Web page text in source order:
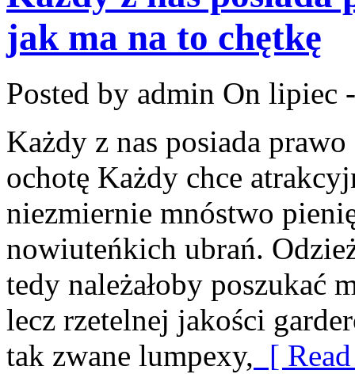
jak ma na to chętkę
Posted by admin On lipiec
Każdy z nas posiada
ochotę Każdy chce
niezmiernie mnóstwo
nowiuteńkich ubrań.
tedy należałoby poszukać
lecz rzetelnej jakości
tak zwane lumpexy, [